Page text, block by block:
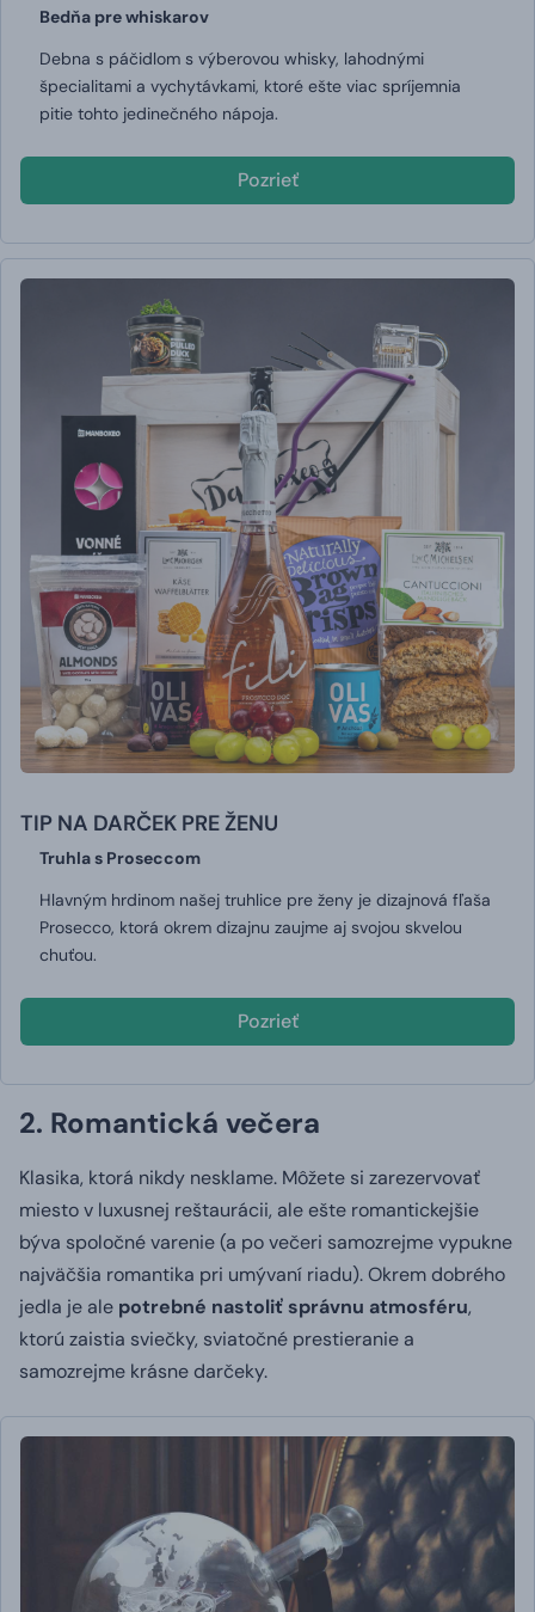
Bedňa pre whiskarov
Debna s páčidlom s výberovou whisky, lahodnými
špecialitami a vychytávkami, ktoré ešte viac spríjemnia
pitie tohto jedinečného nápoja.
Pozrieť
TIP NA DARČEK PRE ŽENU
Truhla s Proseccom
Hlavným hrdinom našej truhlice pre ženy je dizajnová fľaša
Prosecco, ktorá okrem dizajnu zaujme aj svojou skvelou
chuťou.
Pozrieť
2. Romantická večera
Klasika, ktorá nikdy nesklame. Môžete si zarezervovať
miesto v luxusnej reštaurácii, ale ešte romantickejšie
býva spoločné varenie (a po večeri samozrejme vypukne
najväčšia romantika pri umývaní riadu).Okrem dobrého
jedla je ale potrebné nastoliť správnu atmosféru,
ktorú zaistia sviečky, sviatočné prestieranie a
samozrejme krásne darčeky.